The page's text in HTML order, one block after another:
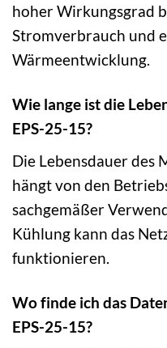
hoher Wirkungsgrad
Stromverbrauch und
Wärmeentwicklung.
Wie lange ist die
EPS-25-15?
Die Lebensdauer des
hängt von den
sachgemäßer
Kühlung kann das
funktionieren.
Wo finde ich das
EPS-25-15?